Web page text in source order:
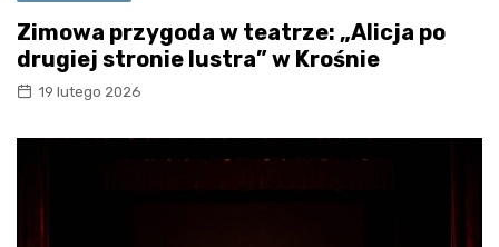
Zimowa przygoda w teatrze: „Alicja po
drugiej stronie lustra” w Krośnie
19 lutego 2026